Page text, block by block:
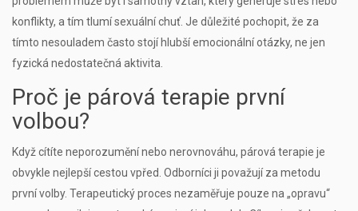
konflikty, a tím tlumí sexuální chuť. Je důležité pochopit, že za
tímto nesouladem často stojí hlubší emocionální otázky, ne jen
fyzická nedostatečná aktivita.
Proč je párová terapie první
volbou?
Když cítíte neporozumění nebo nerovnováhu, párová terapie je
obvykle nejlepší cestou vpřed. Odborníci ji považují za metodu
první volby. Terapeutický proces nezaměřuje pouze na „opravu“